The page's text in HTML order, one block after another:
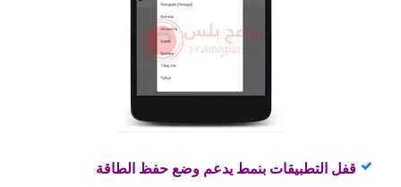
قفل التطبيقات بنمط يدعم وضع حفظ الطاقة